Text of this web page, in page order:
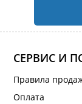
СЕРВИС И
Правила
Оплата